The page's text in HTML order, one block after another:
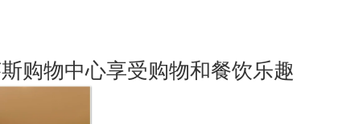
购物中心享受购物和餐饮乐趣